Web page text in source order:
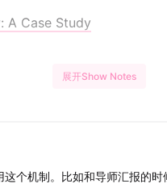
A Case Study
“Retention of abstract
展开Show Notes
这个机制。比如和导师汇报的